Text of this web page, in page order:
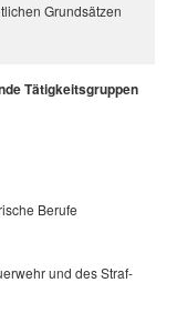
Grundsätzen
Tätigkeitsgruppen
Berufe
und des Straf-